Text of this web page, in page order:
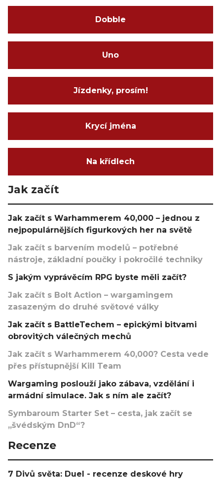
Dobble
Uno
Jízdenky, prosím!
Krycí jména
Na křídlech
Jak začít
Jak začít s Warhammerem 40,000 – jednou z
nejpopulárnějších figurkových her na světě
Jak začít s barvením modelů – potřebné
nástroje, základní poučky i pokročilé techniky
S jakým vyprávěcím RPG byste měli začít?
Jak začít s Bolt Action – wargamingem
zasazeným do druhé světové války
Jak začít s BattleTechem – epickými bitvami
obrovitých válečných mechů
Jak začít s Warhammerem 40,000? Cesta vede
přes přístupnější Kill Team
Wargaming poslouží jako zábava, vzdělání i
armádní simulace. Jak s ním ale začít?
Symbaroum Starter Set – cesta, jak začít se
„švédským DnD“?
Recenze
7 Divů světa: Duel - recenze deskové hry